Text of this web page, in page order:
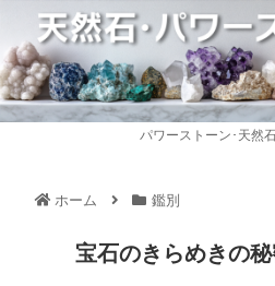
パワーストーン･天然
ホーム 鑑別
宝石のきらめきの